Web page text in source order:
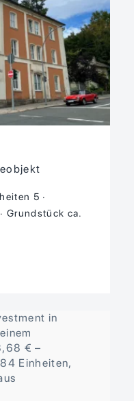
5
Grund­stück ca.